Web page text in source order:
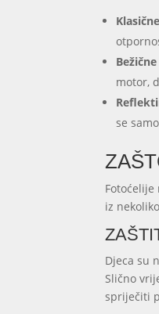
motor,
se
iz
Djeca su
Slično
spriječiti